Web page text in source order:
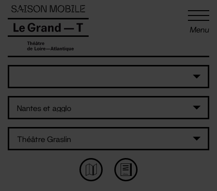
Menu
Panneau de gestion des cookies